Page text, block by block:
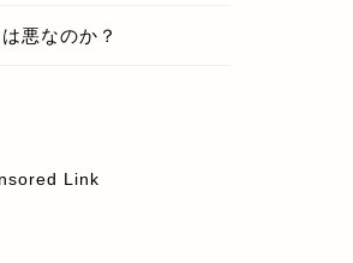
悪なのか？
Link